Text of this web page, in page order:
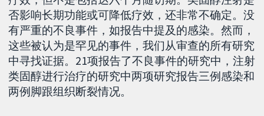
否影响长期功能或可降低疗效，还非常不确定。没
有严重的不良事件，如报告中提及的感染。然而，
这些被认为是罕见的事件，我们从审查的所有研究
中寻找证据。21项报告了不良事件的研究中，注射
类固醇进行治疗的研究中两项研究报告三例感染和
两例脚跟组织断裂情况。